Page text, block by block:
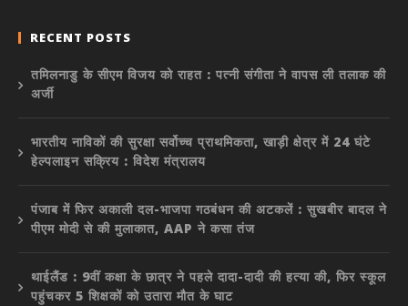
RECENT POSTS
तमिलनाडु के सीएम विजय को राहत : पत्नी संगीता ने वापस ली तलाक की
अर्जी
भारतीय नाविकों की सुरक्षा सर्वोच्च प्राथमिकता, खाड़ी क्षेत्र में 24 घंटे
हेल्पलाइन सक्रिय : विदेश मंत्रालय
पंजाब में फिर अकाली दल-भाजपा गठबंधन की अटकलें : सुखबीर बादल ने
पीएम मोदी से की मुलाकात, AAP ने कसा तंज
थाईलैंड : 9वीं कक्षा के छात्र ने पहले दादा-दादी की हत्या की, फिर स्कूल
पहुंचकर 5 शिक्षकों को उतारा मौत के घाट